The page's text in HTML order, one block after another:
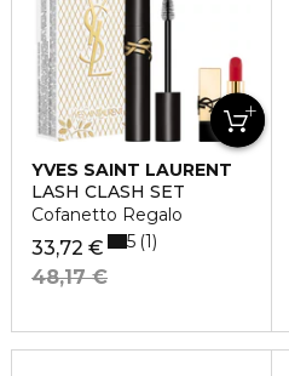
YVES SAINT LAURENT
LASH CLASH SET
Cofanetto Regalo
33,72 €
48,17 €
5 1